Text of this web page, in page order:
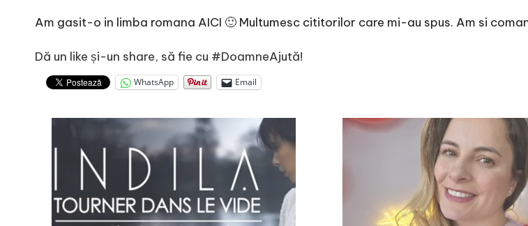
Am gasit-o in limba romana AICI 🙂 Multumesc cititorilor care mi-au spus. Am si
Dă un like și-un share, să fie cu #DoamneAjută!
WhatsApp Email